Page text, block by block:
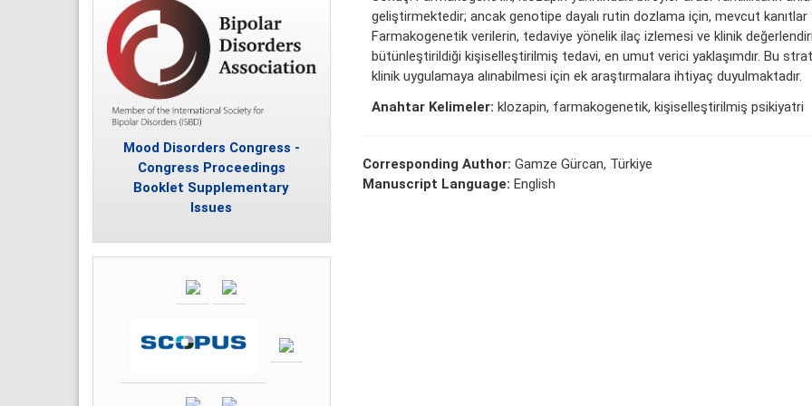
Mood Disorders Congress -
Congress Proceedings
Booklet Supplementary
Issues
geliştirmektedir; ancak genotipe dayalı rutin dozlama için, mevcut kanıtlar
Farmakogenetik verilerin, tedaviye yönelik ilaç izlemesi ve klinik
bütünleştirildiği kişiselleştirilmiş tedavi, en umut verici yaklaşımdır. Bu
klinik uygulamaya alınabilmesi için ek araştırmalara ihtiyaç duyulmaktadır.
Anahtar Kelimeler: klozapin, farmakogenetik, kişiselleştirilmiş psikiyatri
Corresponding Author: Gamze Gürcan, Türkiye
Manuscript Language: English